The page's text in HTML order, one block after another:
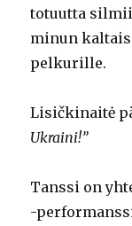
totuutta
minun
pelkurille.
Lisičkinaitė
Ukraini!”
Tanssi on
-